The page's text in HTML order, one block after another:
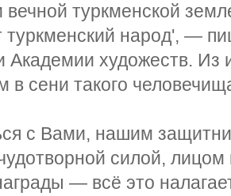
вечной туркменской
туркменский народ', —
Академии художеств. Из
в сени такого
с Вами, нашим
силой, лицом
— всё это